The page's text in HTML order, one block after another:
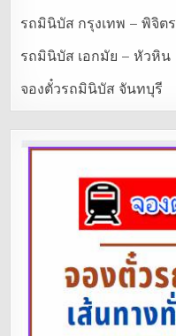
รถมินิบัส กรุงเทพ – พิจิตร
รถมินิบัส เอกมัย – หัวหิน
จองตั๋วรถมินิบัส จันทบุรี